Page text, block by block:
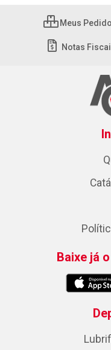
Meus
Notas
Baixe já